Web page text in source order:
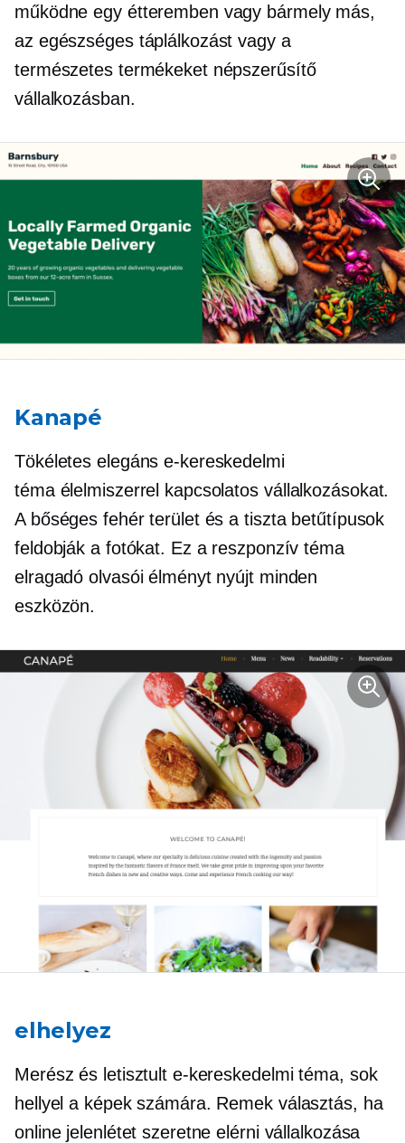
működne egy étteremben vagy bármely más,
az egészséges táplálkozást vagy a
természetes termékeket népszerűsítő
vállalkozásban.
Kanapé
Tökéletes elegáns e-kereskedelmi
téma élelmiszerrel kapcsolatos vállalkozásokat.
A bőséges fehér terület és a tiszta betűtípusok
feldobják a fotókat. Ez a reszponzív téma
elragadó olvasói élményt nyújt minden
eszközön.
elhelyez
Merész és letisztult e-kereskedelmi téma, sok
hellyel a képek számára. Remek választás, ha
online jelenlétet szeretne elérni vállalkozása